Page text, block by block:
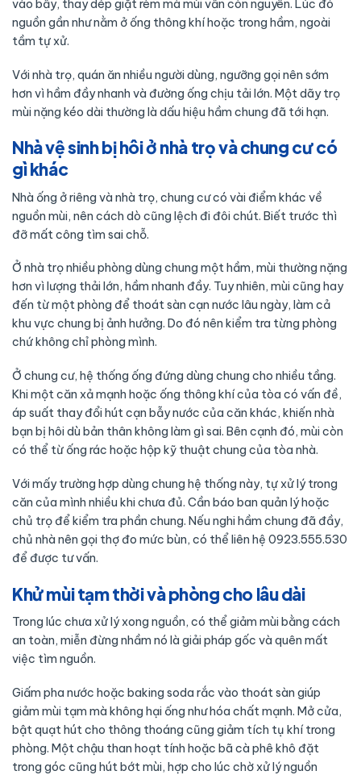
vào bẫy, thay dép giặt rèm mà mùi vẫn còn nguyên. Lúc đó
nguồn gần như nằm ở ống thông khí hoặc trong hầm, ngoài
tầm tự xử.
Với nhà trọ, quán ăn nhiều người dùng, ngưỡng gọi nên sớm
hơn vì hầm đầy nhanh và đường ống chịu tải lớn. Một dãy trọ
mùi nặng kéo dài thường là dấu hiệu hầm chung đã tới hạn.
Nhà vệ sinh bị hôi ở nhà trọ và chung cư có
gì khác
Nhà ống ở riêng và nhà trọ, chung cư có vài điểm khác về
nguồn mùi, nên cách dò cũng lệch đi đôi chút. Biết trước thì
đỡ mất công tìm sai chỗ.
Ở nhà trọ nhiều phòng dùng chung một hầm, mùi thường nặng
hơn vì lượng thải lớn, hầm nhanh đầy. Tuy nhiên, mùi cũng hay
đến từ một phòng để thoát sàn cạn nước lâu ngày, làm cả
khu vực chung bị ảnh hưởng. Do đó nên kiểm tra từng phòng
chứ không chỉ phòng mình.
Ở chung cư, hệ thống ống đứng dùng chung cho nhiều tầng.
Khi một căn xả mạnh hoặc ống thông khí của tòa có vấn đề,
áp suất thay đổi hút cạn bẫy nước của căn khác, khiến nhà
bạn bị hôi dù bản thân không làm gì sai. Bên cạnh đó, mùi còn
có thể từ ống rác hoặc hộp kỹ thuật chung của tòa nhà.
Với mấy trường hợp dùng chung hệ thống này, tự xử lý trong
căn của mình nhiều khi chưa đủ. Cần báo ban quản lý hoặc
chủ trọ để kiểm tra phần chung. Nếu nghi hầm chung đã đầy,
chủ nhà nên gọi thợ đo mức bùn, có thể liên hệ 0923.555.530
để được tư vấn.
Khử mùi tạm thời và phòng cho lâu dài
Trong lúc chưa xử lý xong nguồn, có thể giảm mùi bằng cách
an toàn, miễn đừng nhầm nó là giải pháp gốc và quên mất
việc tìm nguồn.
Giấm pha nước hoặc baking soda rắc vào thoát sàn giúp
giảm mùi tạm mà không hại ống như hóa chất mạnh. Mở cửa,
bật quạt hút cho thông thoáng cũng giảm tích tụ khí trong
phòng. Một chậu than hoạt tính hoặc bã cà phê khô đặt
trong góc cũng hút bớt mùi, hợp cho lúc chờ xử lý nguồn